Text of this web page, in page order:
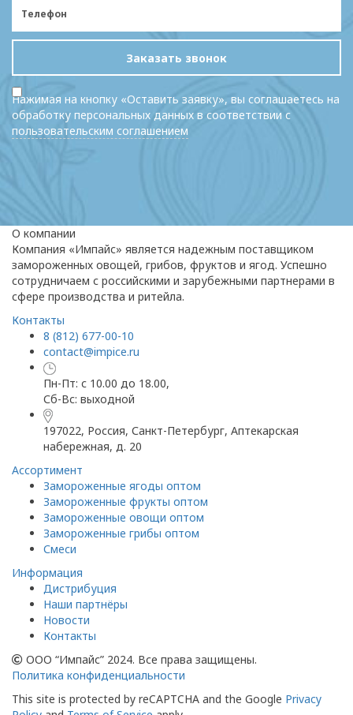
Заказать звонок
Нажимая на кнопку «Оставить заявку», вы соглашаетесь на
обработку персональных данных в соответствии с
пользовательским соглашением
О компании
Компания «Импайс» является надежным поставщиком
замороженных овощей, грибов, фруктов и ягод. Успешно
сотрудничаем с российскими и зарубежными партнерами в
сфере производства и ритейла.
Контакты
8 (812) 677-00-10
contact@impice.ru
Пн-Пт: с 10.00 до 18.00,
Сб-Вс: выходной
197022, Россия, Санкт-Петербург, Аптекарская
набережная, д. 20
Ассортимент
Замороженные ягоды оптом
Замороженные фрукты оптом
Замороженные овощи оптом
Замороженные грибы оптом
Смеси
Информация
Дистрибуция
Наши партнёры
Новости
Контакты
ООО “Импайс” 2024. Все права защищены.
Политика конфиденциальности
This site is protected by reCAPTCHA and the Google Privacy